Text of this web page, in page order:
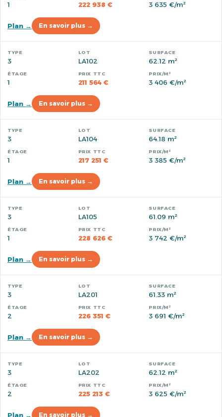
1 222 938 € 3 635 €/m²
Plan → En savoir plus →
3 LA102 62.12 m²
1 211 564 € 3 406 €/m²
Plan → En savoir plus →
3 LA104 64.18 m²
1 217 251 € 3 385 €/m²
Plan → En savoir plus →
3 LA105 61.09 m²
1 228 626 € 3 742 €/m²
Plan → En savoir plus →
3 LA201 61.33 m²
2 226 351 € 3 691 €/m²
Plan → En savoir plus →
3 LA202 62.12 m²
2 225 213 € 3 625 €/m²
Plan → En savoir plus →